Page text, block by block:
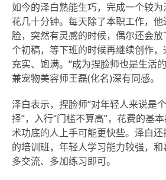
如今的泽白熟能生巧，完成一个较
花几十分钟。每天除了本职工作，
脸，突然有灵感的时候，偶尔还会
个初稿，等下班的时候再继续创作
充实、饱满。“成为捏脸师也是生活
兼宠物美容师王磊(化名)深有同感。
泽白表示，捏脸师“对年轻人来说是
择”，入行“门槛不算高”，花费的基
术功底的人上手可能更快些。泽白
的培训班，年轻人学习能力较强，
多交流、多加练习即可。